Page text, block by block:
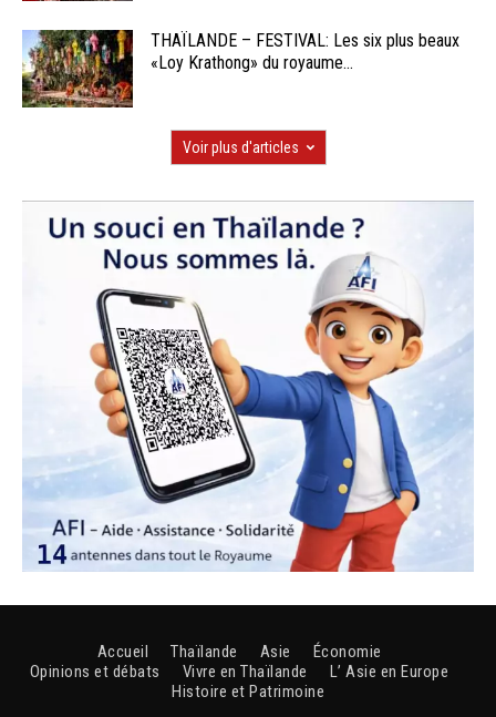
THAÏLANDE – FESTIVAL: Les six plus beaux
«Loy Krathong» du royaume...
Voir plus d'articles
Accueil Thaïlande Asie
Économie
Opinions et débats
Vivre en Thaïlande
L’ Asie en Europe
Histoire et Patrimoine